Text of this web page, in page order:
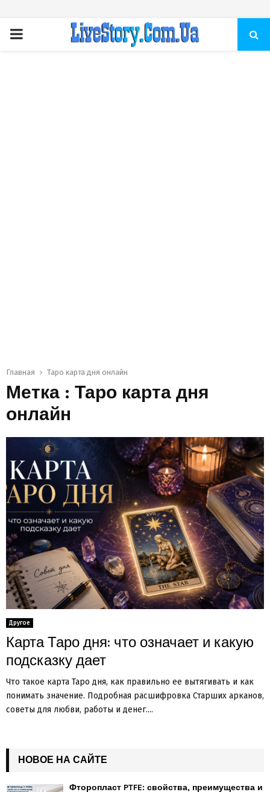
ПЕРВИЧНОЕ
Главная Таро карта дня онлайн
Метка : Таро карта дня
онлайн
Другое
Карта Таро дня: что означает и какую
подсказку дает
Что такое карта Таро дня, как правильно ее вытягивать и как
понимать значение. Подробная расшифровка Старших арканов,
советы для любви, работы и денег....
НОВОЕ НА САЙТЕ
Фторопласт PTFE: свойства, преимущества и